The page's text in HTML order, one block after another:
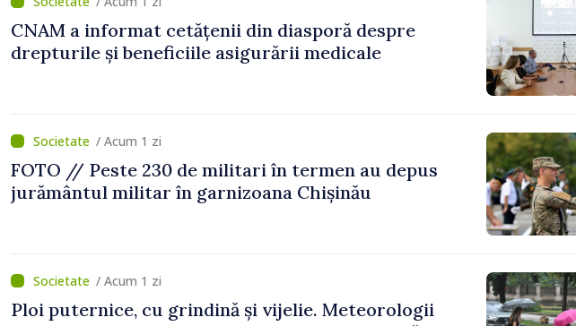
CNAM a informat cetățenii din diasporă despre
drepturile și beneficiile asigurării medicale
/ Acum 1 zi
FOTO // Peste 230 de militari în termen au depus
jurământul militar în garnizoana Chișinău
/ Acum 1 zi
Ploi puternice, cu grindină și vijelie. Meteorologii